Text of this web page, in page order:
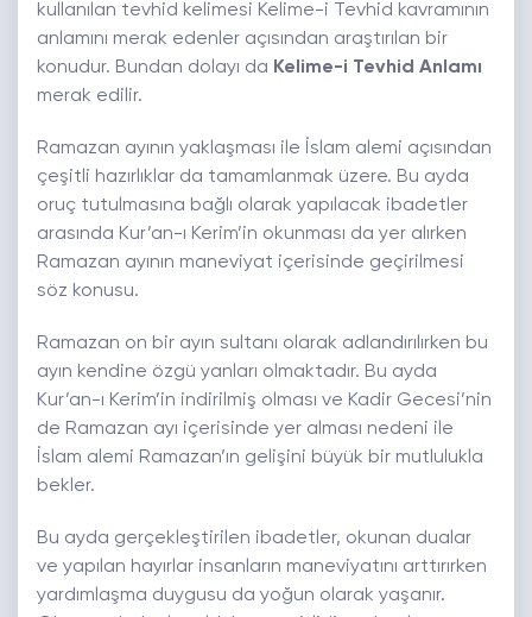
kullanılan tevhid kelimesi Kelime-i Tevhid kavramının
anlamını merak edenler açısından araştırılan bir
konudur. Bundan dolayı da Kelime-i Tevhid Anlamı
merak edilir.
Ramazan ayının yaklaşması ile İslam alemi açısından
çeşitli hazırlıklar da tamamlanmak üzere. Bu ayda
oruç tutulmasına bağlı olarak yapılacak ibadetler
arasında Kur’an-ı Kerim’in okunması da yer alırken
Ramazan ayının maneviyat içerisinde geçirilmesi
söz konusu.
Ramazan on bir ayın sultanı olarak adlandırılırken bu
ayın kendine özgü yanları olmaktadır. Bu ayda
Kur’an-ı Kerim’in indirilmiş olması ve Kadir Gecesi’nin
de Ramazan ayı içerisinde yer alması nedeni ile
İslam alemi Ramazan’ın gelişini büyük bir mutlulukla
bekler.
Bu ayda gerçekleştirilen ibadetler, okunan dualar
ve yapılan hayırlar insanların maneviyatını arttırırken
yardımlaşma duygusu da yoğun olarak yaşanır.